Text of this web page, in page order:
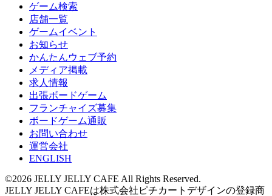
ゲーム検索
店舗一覧
ゲームイベント
お知らせ
かんたんウェブ予約
メディア掲載
求人情報
出張ボードゲーム
フランチャイズ募集
ボードゲーム通販
お問い合わせ
運営会社
ENGLISH
©2026 JELLY JELLY CAFE All Rights Reserved.
JELLY JELLY CAFEは株式会社ピチカートデザインの登録商